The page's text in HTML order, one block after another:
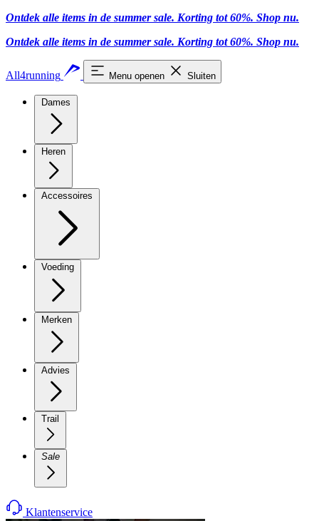
Ontdek alle items in de summer sale. Korting tot 60%. Shop nu.
Ontdek alle items in de summer sale. Korting tot 60%. Shop nu.
All4running Menu openen Sluiten
Dames
Heren
Accessoires
Voeding
Merken
Advies
Trail
Sale
Klantenservice